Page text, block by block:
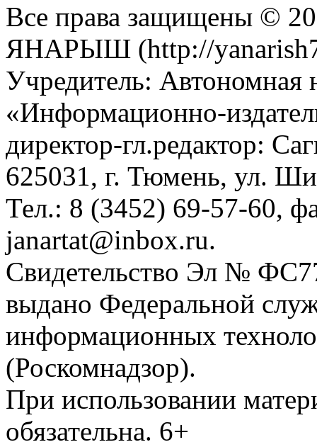
Все права защищены ©
ЯНАРЫШ (http://
Учредитель: Автономная
«Информационно-
директор-гл.редактор:
625031, г. Тюмень, ул.
Тел.: 8 (3452) 69-57-60,
janartat@inbox.ru.
Свидетельство Эл №
выдано Федеральной
информационных
(Роскомнадзор).
При использовании
обязательна. 6+